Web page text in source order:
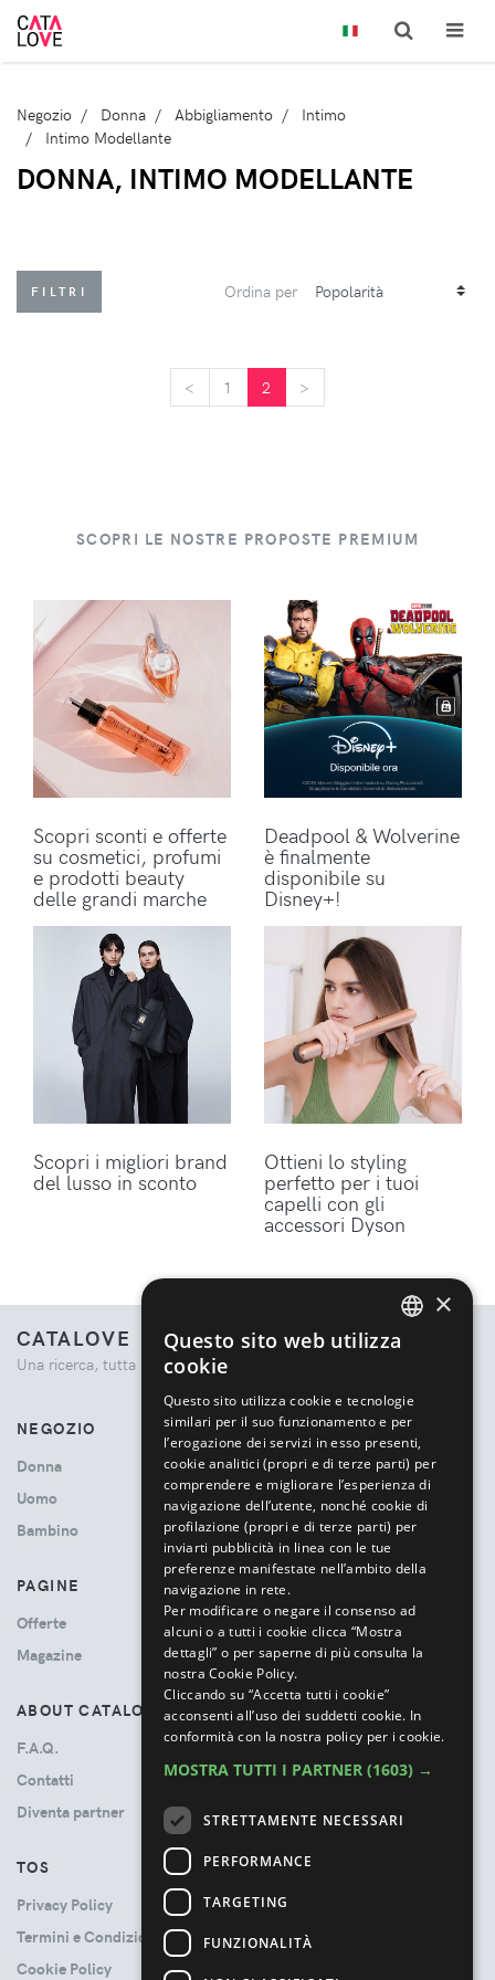
Negozio Donna Abbigliamento
Intimo
Intimo Modellante
DONNA, INTIMO MODELLANTE
FILTRI Ordina per
< 1 2 >
SCOPRI LE NOSTRE PROPOSTE PREMIUM
Scopri sconti e offerte
su cosmetici, profumi
e prodotti beauty
delle grandi marche
Deadpool & Wolverine
è finalmente
disponibile su
Disney+!
Scopri i migliori brand
del lusso in sconto
Ottieni lo styling
perfetto per i tuoi
capelli con gli
accessori Dyson
CATALOVE
Una ricerca, tutta la moda.
NEGOZIO
Donna
Uomo
Bambino
PAGINE
Offerte
Magazine
ABOUT CATALOVE
F.A.Q.
Contatti
Diventa partner
TOS
Privacy Policy
Termini e Condizioni
Cookie Policy
×
Questo sito web utilizza
cookie
Questo sito utilizza cookie e tecnologie
similari per il suo funzionamento e per
l’erogazione dei servizi in esso presenti,
cookie analitici (propri e di terze parti) per
comprendere e migliorare l’esperienza di
navigazione dell’utente, nonché cookie di
profilazione (propri e di terze parti) per
inviarti pubblicità in linea con le tue
preferenze manifestate nell’ambito della
navigazione in rete.
Per modificare o negare il consenso ad
alcuni o a tutti i cookie clicca “Mostra
dettagli” o per saperne di più consulta la
nostra Cookie Policy.
Cliccando su “Accetta tutti i cookie”
acconsenti all’uso dei suddetti cookie. In
conformità con la nostra policy per i cookie.
MOSTRA TUTTI I PARTNER (1603) →
STRETTAMENTE NECESSARI
PERFORMANCE
TARGETING
FUNZIONALITÀ